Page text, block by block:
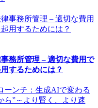
務所管理 – 適切な費用で
するためには？